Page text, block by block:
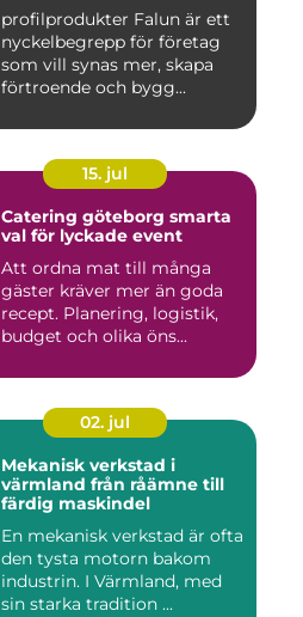
profilprodukter Falun är ett
nyckelbegrepp för företag
som vill synas mer, skapa
förtroende och bygg...
15. jul
Catering göteborg smarta
val för lyckade event
Att ordna mat till många
gäster kräver mer än goda
recept. Planering, logistik,
budget och olika öns...
02. jul
Mekanisk verkstad i
värmland från råämne till
färdig maskindel
En mekanisk verkstad är ofta
den tysta motorn bakom
industrin. I Värmland, med
sin starka tradition ...